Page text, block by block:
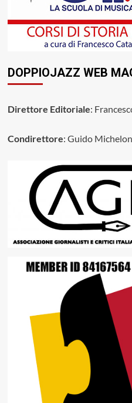
DOPPIOJAZZ WEB
Direttore Editoriale:
Condirettore: Guido